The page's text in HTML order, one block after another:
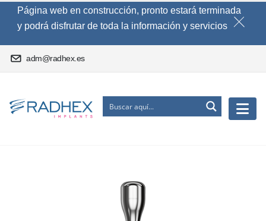
Página web en construcción, pronto estará terminada
y podrá disfrutar de toda la información y servicios
adm@radhex.es